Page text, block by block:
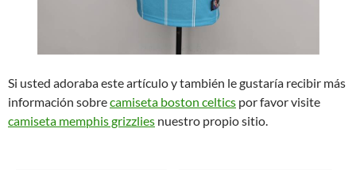
Si usted adoraba este artículo y también le gustaría recibir más
información sobrecamiseta boston celtics por favor visite
camiseta memphis grizzlies nuestro propio sitio.